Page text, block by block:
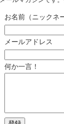
お名前（ニックネ
メールアドレス
何か一言！